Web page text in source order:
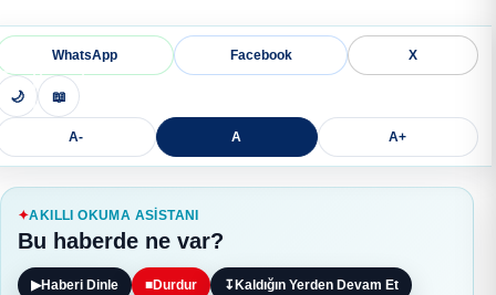
WhatsApp Facebook X
🌙 📖
A- A A+
AKILLI OKUMA ASISTANI
Bu haberde ne var?
▶Haberi Dinle ■Durdur ↧ Kaldığın Yerden Devam Et